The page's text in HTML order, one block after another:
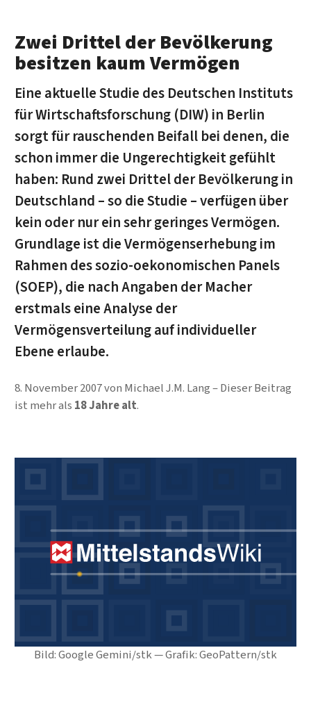
Bild: Google Gemini/stk — Grafik: GeoPattern/stk
Zwei Drittel der Bevölkerung
besitzen kaum Vermögen
Eine aktuelle Studie des Deutschen Instituts
für Wirtschaftsforschung (DIW) in Berlin
sorgt für rauschenden Beifall bei denen, die
schon immer die Ungerechtigkeit gefühlt
haben: Rund zwei Drittel der Bevölkerung in
Deutschland – so die Studie – verfügen über
kein oder nur ein sehr geringes Vermögen.
Grundlage ist die Vermögenserhebung im
Rahmen des sozio-oekonomischen Panels
(SOEP), die nach Angaben der Macher
erstmals eine Analyse der
Vermögensverteilung auf individueller
Ebene erlaube.
8. November 2007von Michael J.M. Lang
Dieser Beitrag
ist mehr als 18 Jahre alt.